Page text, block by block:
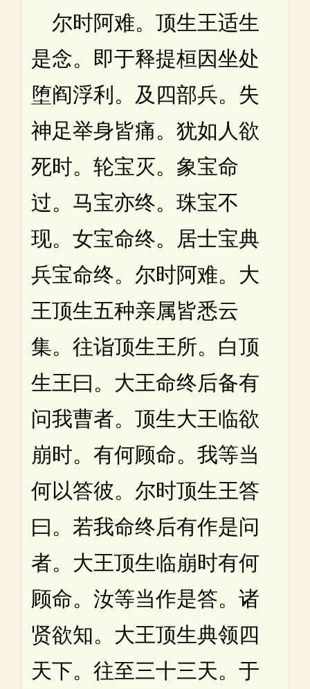
尔时阿难。顶生王适生
是念。即于释提桓因坐处
堕阎浮利。及四部兵。失
神足举身皆痛。犹如人欲
死时。轮宝灭。象宝命
过。马宝亦终。珠宝不
现。女宝命终。居士宝典
兵宝命终。尔时阿难。大
王顶生五种亲属皆悉云
集。往诣顶生王所。白顶
生王曰。大王命终后备有
问我曹者。顶生大王临欲
崩时。有何顾命。我等当
何以答彼。尔时顶生王答
曰。若我命终后有作是问
者。大王顶生临崩时有何
顾命。汝等当作是答。诸
贤欲知。大王顶生典领四
天下。往至三十三天。于